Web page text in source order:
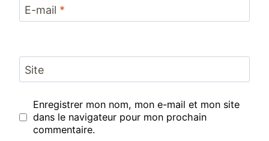
E-mail *
Site
Enregistrer mon nom, mon e-mail et mon site
dans le navigateur pour mon prochain
commentaire.